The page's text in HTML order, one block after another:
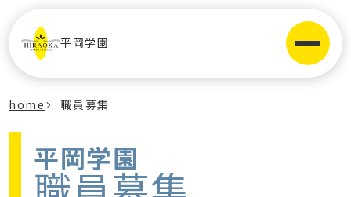
平岡学園
home 職員募集
平岡学園